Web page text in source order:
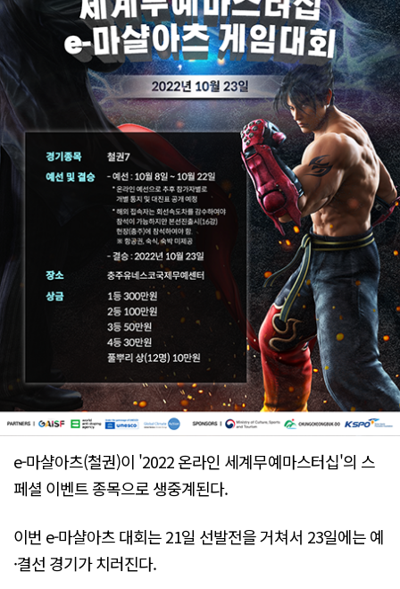
e-마샬아츠(철권)이 '2022 온라인 세계무예마스터십'의 스
페셜 이벤트 종목으로 생중계된다.
이번 e-마샬아츠 대회는 21일 선발전을 거쳐서 23일에는 예
·결선 경기가 치러진다.